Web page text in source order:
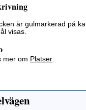
är gulmarkerad på
visas.
mer om Platser.